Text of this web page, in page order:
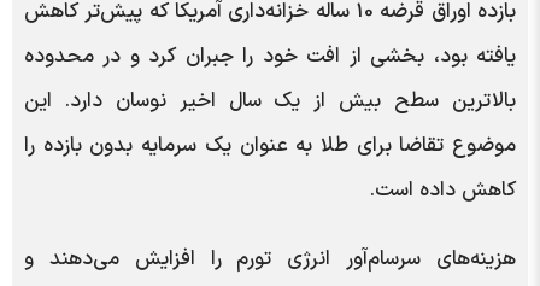
بازده اوراق قرضه 10 ساله خزانه‌داری آمریکا که پیش‌تر کاهش
یافته بود، بخشی از افت خود را جبران کرد و در محدوده
بالاترین سطح بیش از یک سال اخیر نوسان دارد. این
موضوع تقاضا برای طلا به عنوان یک سرمایه بدون بازده را
کاهش داده است.
هزینه‌های سرسام‌آور انرژی تورم را افزایش می‌دهند و